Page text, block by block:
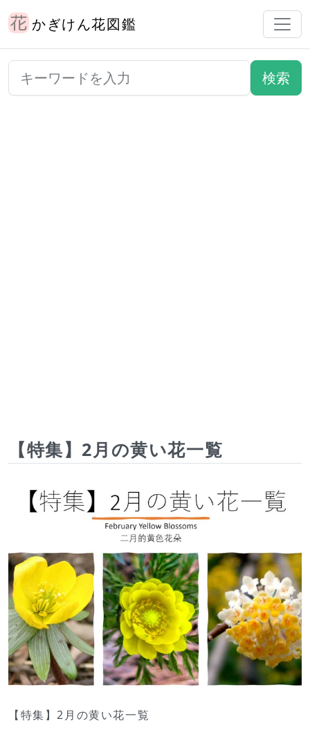
かぎけん花図鑑
【特集】2月の黄い花一覧
【特集】2月の黄い花一覧